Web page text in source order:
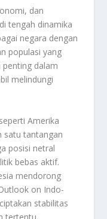
dan
tengah dinamika
negara dengan
populasi yang
dalam
melindungi
Amerika
satu tantangan
posisi netral
bebas aktif.
mendorong
on Indo-
stabilitas